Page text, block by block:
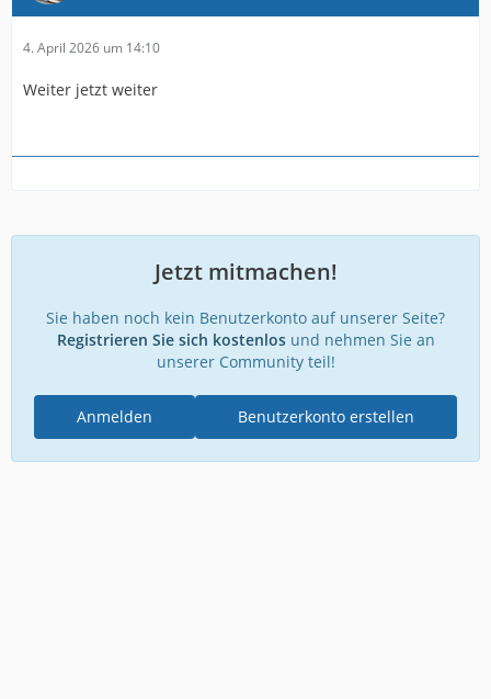
4. April 2026 um 14:10
Weiter jetzt weiter
Jetzt mitmachen!
Sie haben noch kein Benutzerkonto auf unserer Seite?
Registrieren Sie sich kostenlosund nehmen Sie an
unserer Community teil!
Benutzerkonto erstellen
Anmelden